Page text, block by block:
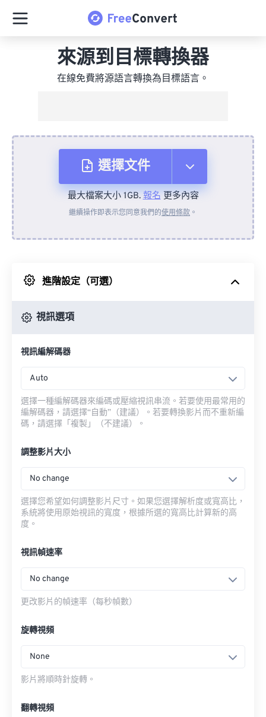
來源到目標轉換器
在線免費將源語言轉換為目標語言。
選擇文件
來自裝置
來自 Google 雲端硬碟
最大檔案大小 1GB.報名更多內容
繼續操作即表示您同意我們的使用條款 。
進階設定（可選）
視訊選項
視訊編解碼器
Auto
選擇一種編解碼器來編碼或壓縮視訊串流。若要使用最常用的
編解碼器，請選擇“自動”（建議）。若要轉換影片而不重新編
碼，請選擇「複製」（不建議）。
調整影片大小
No change
選擇您希望如何調整影片尺寸。如果您選擇解析度或寬高比，
系統將使用原始視訊的寬度，根據所選的寬高比計算新的高
度。
視訊幀速率
No change
更改影片的幀速率（每秒幀數）
旋轉視頻
None
影片將順時針旋轉。
翻轉視頻